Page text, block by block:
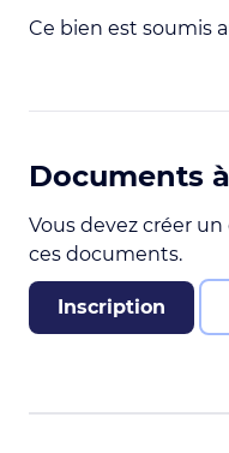
Ce bien est soumis
Documents
Vous devez créer
ces documents.
Inscription